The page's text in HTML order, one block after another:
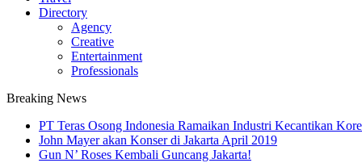
Directory
Agency
Creative
Entertainment
Professionals
Breaking News
PT Teras Osong Indonesia Ramaikan Industri Kecantikan
John Mayer akan Konser di Jakarta April 2019
Gun N’ Roses Kembali Guncang Jakarta!